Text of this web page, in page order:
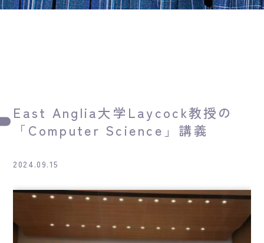
East Anglia大学Laycock教授の
「Computer Science」講義
2024.09.15